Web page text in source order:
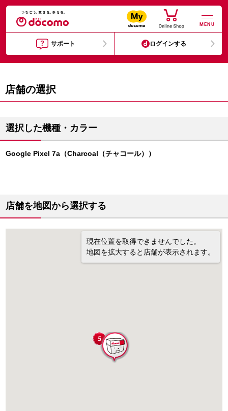
MENU
サポート ログインする
店舗の選択
選択した機種・カラー
Google Pixel 7a（Charcoal（チャコール））
店舗を地図から選択する
現在位置を取得できませんでした。
地図を拡大すると店舗が表示されます。